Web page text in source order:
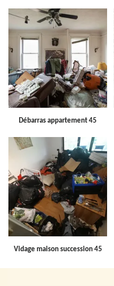
Débarras appartement 45
Vidage maison succession 45